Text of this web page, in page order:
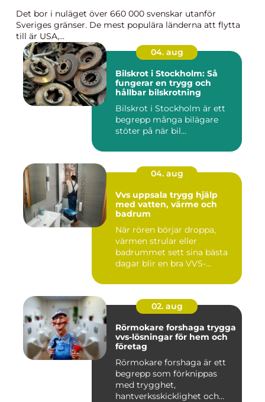
Det bor i nuläget över 660 000 svenskar utanför
Sveriges gränser. De mest populära länderna att flytta
till är USA,...
04. aug
Bilskrot i Stockholm: Så
fungerar en trygg och
hållbar bilskrotning
Bilskrot i Stockholm är ett
begrepp många bilägare
stöter på när bil...
04. aug
Vvs uppsala trygg hjälp
med vatten, värme och
badrum
När rören börjar droppa,
värmen strular eller
badrummet sett sina bästa
dagar blir en bra VVS-
02. aug
Rörmokare forshaga trygga
vvs-lösningar för hem och
företag
Rörmokare forshaga är ett
begrepp som förknippas
med trygghet,
hantverksskicklighet och